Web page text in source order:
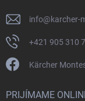
info@karcher-
+421 905 310
Kärcher
PRIJÍMAME